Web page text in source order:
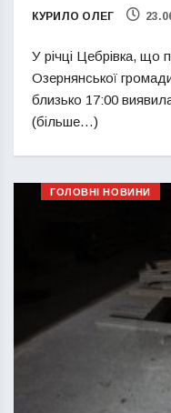
КУРИЛО ОЛЕГ
У річці Цебрівка, що
Озернянської
близько 17:00
(більше…)
ГОЛОВНІ НОВИНИ